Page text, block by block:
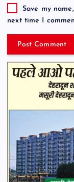
Save my
next time I